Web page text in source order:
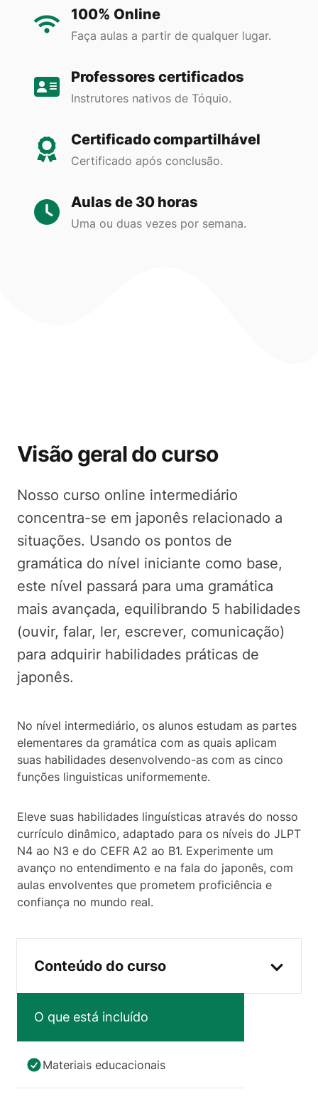
100% Online
Faça aulas a partir de qualquer lugar.
Professores certificados
Instrutores nativos de Tóquio.
Certificado compartilhável
Certificado após conclusão.
Aulas de 30 horas
Uma ou duas vezes por semana.
Visão geral do curso
Nosso curso online intermediário
concentra-se em japonês relacionado a
situações. Usando os pontos de
gramática do nível iniciante como base,
este nível passará para uma gramática
mais avançada, equilibrando 5 habilidades
(ouvir, falar, ler, escrever, comunicação)
para adquirir habilidades práticas de
japonês.
No nível intermediário, os alunos estudam as partes
elementares da gramática com as quais aplicam
suas habilidades desenvolvendo-as com as cinco
funções linguisticas uniformemente.
Eleve suas habilidades linguísticas através do nosso
currículo dinâmico, adaptado para os níveis do JLPT
N4 ao N3 e do CEFR A2 ao B1. Experimente um
avanço no entendimento e na fala do japonês, com
aulas envolventes que prometem proficiência e
confiança no mundo real.
Conteúdo do curso
O que está incluído
Materiais educacionais